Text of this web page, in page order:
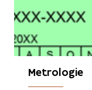
Metrologie